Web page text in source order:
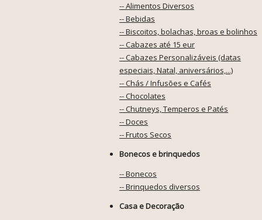
-- Alimentos Diversos
-- Bebidas
-- Biscoitos, bolachas, broas e bolinhos
-- Cabazes até 15 eur
-- Cabazes Personalizáveis (datas
especiais, Natal, aniversários,...)
-- Chás / Infusões e Cafés
-- Chocolates
-- Chutneys, Temperos e Patés
-- Doces
-- Frutos Secos
Bonecos e brinquedos
-- Bonecos
-- Brinquedos diversos
Casa e Decoração